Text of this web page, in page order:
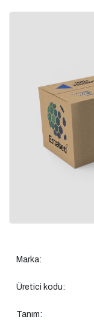
Marka:
Üretici kodu:
Tanım: